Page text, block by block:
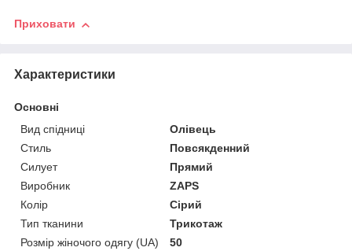
Приховати
Характеристики
Основні
Вид спідниці
Олівець
Стиль
Повсякденний
Силует
Прямий
Виробник
ZAPS
Колір
Сірий
Тип тканини
Трикотаж
Розмір жіночого одягу (UA)
50